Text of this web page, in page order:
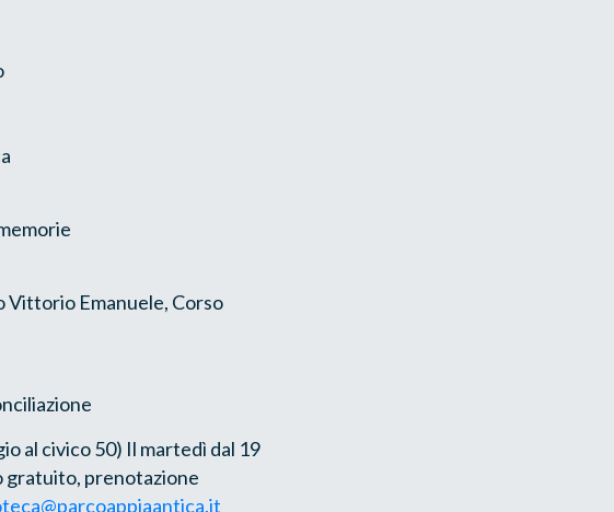
Vittorio Emanuele, Corso
al civico 50) Il martedì dal 19
gratuito, prenotazione